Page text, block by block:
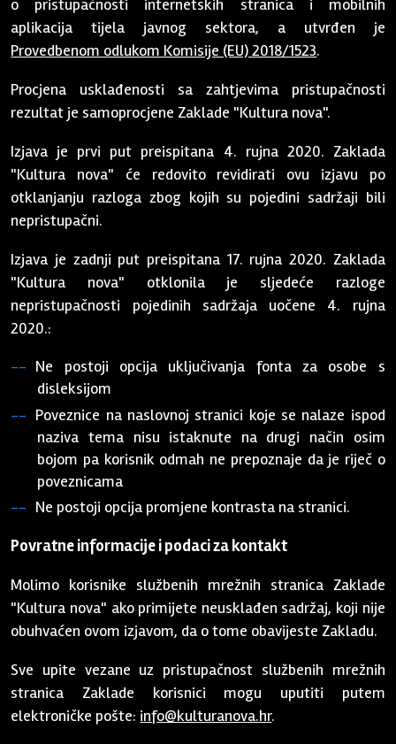
o pristupačnosti internetskih stranica i mobilnih
aplikacija tijela javnog sektora, a utvrđen je
Provedbenom odlukom Komisije (EU) 2018/1523.
Procjena usklađenosti sa zahtjevima pristupačnosti
rezultat je samoprocjene Zaklade "Kultura nova".
Izjava je prvi put preispitana 4. rujna 2020. Zaklada
"Kultura nova" će redovito revidirati ovu izjavu po
otklanjanju razloga zbog kojih su pojedini sadržaji bili
nepristupačni.
Izjava je zadnji put preispitana 17. rujna 2020. Zaklada
"Kultura nova" otklonila je sljedeće razloge
nepristupačnosti pojedinih sadržaja uočene 4. rujna
2020.:
Ne postoji opcija uključivanja fonta za osobe s
disleksijom
Poveznice na naslovnoj stranici koje se nalaze ispod
naziva tema nisu istaknute na drugi način osim
bojom pa korisnik odmah ne prepoznaje da je riječ o
poveznicama
Ne postoji opcija promjene kontrasta na stranici.
Povratne informacije i podaci za kontakt
Molimo korisnike službenih mrežnih stranica Zaklade
"Kultura nova" ako primijete neusklađen sadržaj, koji nije
obuhvaćen ovom izjavom, da o tome obavijeste Zakladu.
Sve upite vezane uz pristupačnost službenih mrežnih
stranica Zaklade korisnici mogu uputiti putem
elektroničke pošte: info@kulturanova.hr.